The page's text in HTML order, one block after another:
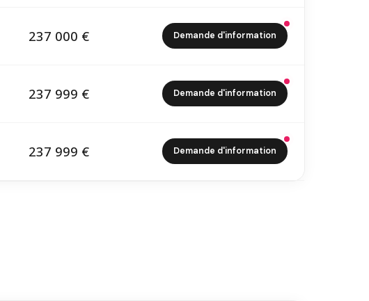
237 000 € Demande d'information
237 999 € Demande d'information
237 999 € Demande d'information